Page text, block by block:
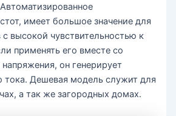
имеет большое значение для
высокой чувствительностью к
применять его вместе со
он генерирует
тока. Дешевая модель служит для
а так же загородных домах.